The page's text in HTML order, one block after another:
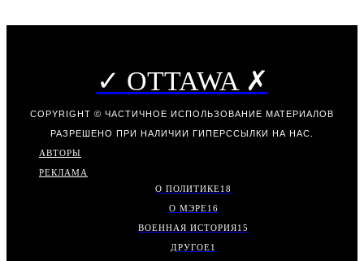
✓ OTTAWA ✗
COPYRIGHT © ЧАСТИЧНОЕ ИСПОЛЬЗОВАНИЕ МАТЕРИАЛОВ
РАЗРЕШЕНО ПРИ НАЛИЧИИ ГИПЕРССЫЛКИ НА НАС.
АВТОРЫ
РЕКЛАМА
О ПОЛИТИКЕ18
О МЭРЕ16
ВОЕННАЯ ИСТОРИЯ15
ДРУГОЕ1